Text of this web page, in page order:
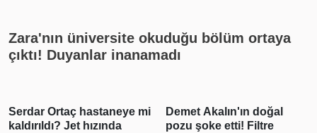
Zara'nın üniversite okuduğu bölüm ortaya
çıktı! Duyanlar inanamadı
mi
Demet Akalın'ın doğal
pozu şoke etti! Filtre
Gabar'da günlük petrol
üretimi 83 bin 300 varile